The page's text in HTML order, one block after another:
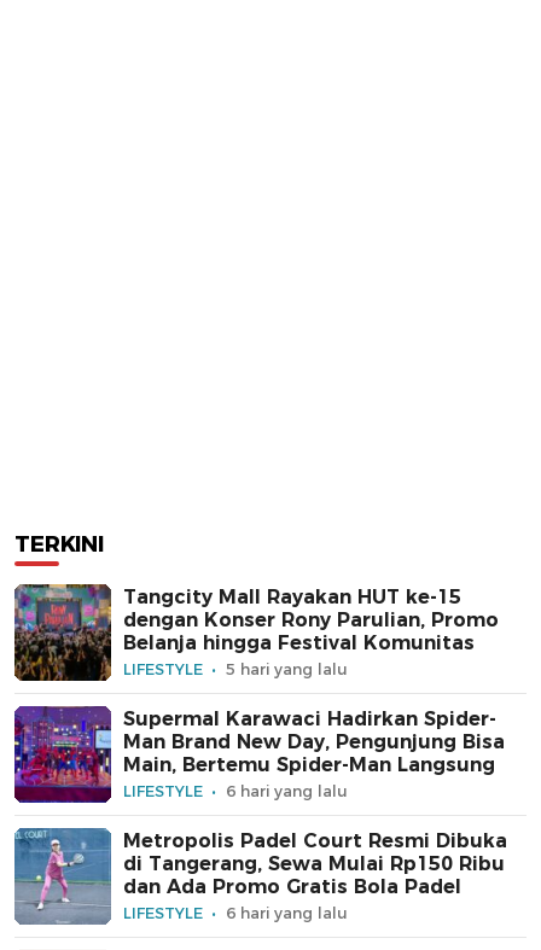
TERKINI
Tangcity Mall Rayakan HUT ke-15
dengan Konser Rony Parulian, Promo
Belanja hingga Festival Komunitas
LIFESTYLE 5 hari yang lalu
Supermal Karawaci Hadirkan Spider-
Man Brand New Day, Pengunjung Bisa
Main, Bertemu Spider-Man Langsung
LIFESTYLE 6 hari yang lalu
Metropolis Padel Court Resmi Dibuka
di Tangerang, Sewa Mulai Rp150 Ribu
dan Ada Promo Gratis Bola Padel
LIFESTYLE 6 hari yang lalu